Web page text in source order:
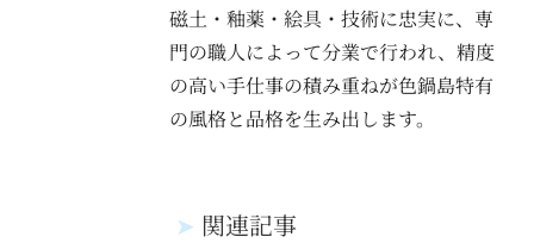
磁土・釉薬・絵具・技術に忠実に、専
門の職人によって分業で行われ、精度
の高い手仕事の積み重ねが色鍋島特有
の風格と品格を生み出します。
➤ 関連記事